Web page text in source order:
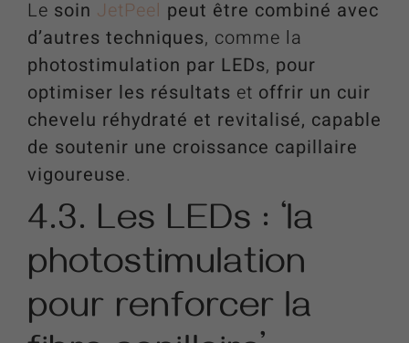
Le soin JetPeel peut être combiné avec
d’autres techniques, comme la
photostimulation par LEDs, pour
optimiser les résultats et offrir un cuir
chevelu réhydraté et revitalisé, capable
de soutenir une croissance capillaire
vigoureuse.
4.3. Les LEDs : ‘la
photostimulation
pour renforcer la